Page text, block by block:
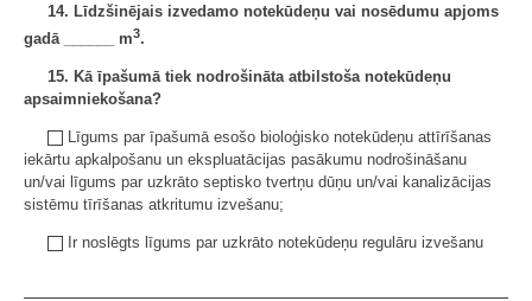
14. Līdzšinējais izvedamo notekūdeņu vai nosēdumu apjoms
gadā ______
m3.
15. Kā īpašumā tiek nodrošināta atbilstoša notekūdeņu
apsaimniekošana?
Līgums par īpašumā esošo bioloģisko notekūdeņu attīrīšanas
iekārtu apkalpošanu un ekspluatācijas pasākumu nodrošināšanu
un/vai līgums par uzkrāto septisko tvertņu dūņu un/vai kanalizācijas
sistēmu tīrīšanas atkritumu izvešanu;
Ir noslēgts līgums par uzkrāto notekūdeņu regulāru izvešanu